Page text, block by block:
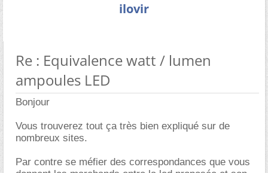
ilovir
Re : Equivalence watt / lumen
ampoules LED
Bonjour
Vous trouverez tout ça très bien expliqué sur de
nombreux sites.
Par contre se méfier des correspondances que vous